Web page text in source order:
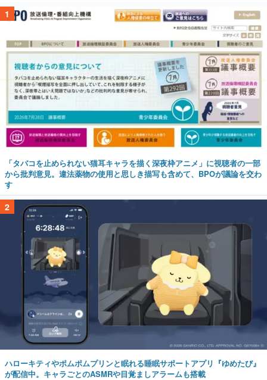
1
「タバコを止められない猫耳キャラを描く深夜枠アニメ」に視聴者の一部
から批判意見。違法薬物の使用と思しき描写も含めて、BPOが議論を交わ
す
2
ハローキティやポムポムプリンと眠れる睡眠サポートアプリ『ゆめたび』
が配信中。キャラごとのASMRや目覚ましアラームも搭載